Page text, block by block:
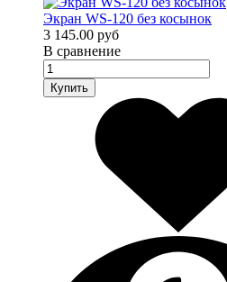
Экран WS-120 без косынок
3 145.00 руб
В сравнение
Купить